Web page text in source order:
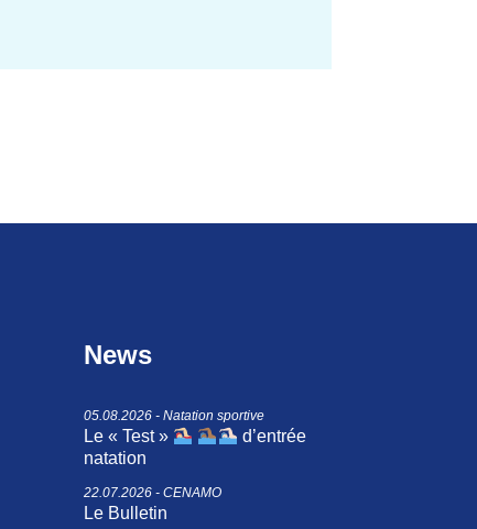
News
05.08.2026 - Natation sportive
Le « Test »
d’entrée
natation
22.07.2026 - CENAMO
Le Bulletin